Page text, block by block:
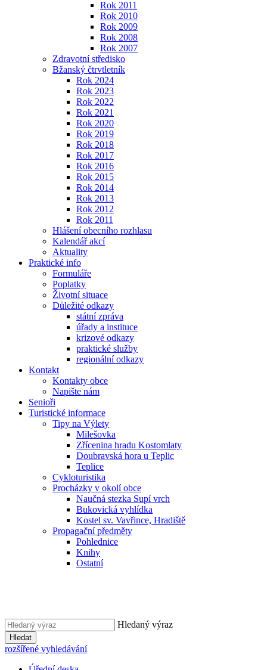
Rok 2011
Rok 2010
Rok 2009
Rok 2008
Rok 2007
Zdravotní středisko
Bžanský čtrvtletník
Rok 2024
Rok 2023
Rok 2022
Rok 2021
Rok 2020
Rok 2019
Rok 2018
Rok 2017
Rok 2016
Rok 2015
Rok 2014
Rok 2013
Rok 2012
Rok 2011
Hlášení obecního rozhlasu
Kalendář akcí
Aktuality
Praktické info
Formuláře
Poplatky
Životní situace
Důležité odkazy
státní zpráva
úřady a instituce
krizové odkazy
praktické služby
regionální odkazy
Kontakt
Kontakty obce
Napište nám
Senioři
Turistické informace
Tipy na Výlety
Milešovka
Zřícenina hradu Kostomlaty
Doubravská hora u Teplic
Teplice
Cykloturistika
Procházky v okolí obce
Naučná stezka Supí vrch
Bukovická vyhlídka
Kostel sv. Vavřince, Hradiště
Propagační předměty
Pohlednice
Knihy
Ostatní
Hledaný výraz
Hledat
rozšířené vyhledávání